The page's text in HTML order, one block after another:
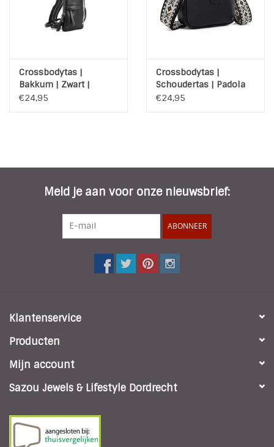
Crossbodytas |
Bakkum | Zwart |
Bagstrap
€24,95
Crossbodytas |
Schoudertas | Padola
2.0 | Zwart | Bagstrap
€24,95
Meld je aan voor onze nieuwsbrief:
ABONNEER
Klantenservice
Producten
Mijn account
Sazou Jewels & Lifestyle Dordrecht